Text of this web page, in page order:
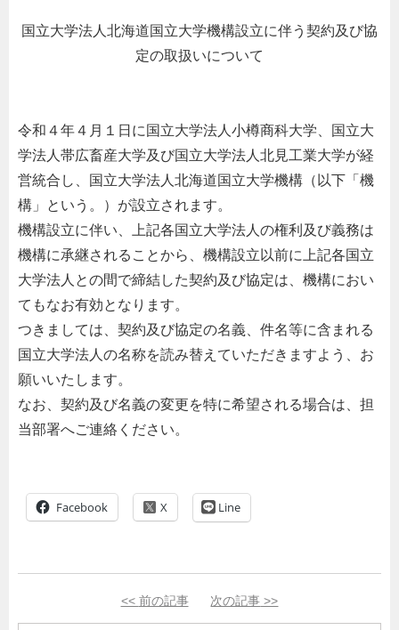
国立大学法人北海道国立大学機構設立に伴う契約及び協
定の取扱いについて
令和４年４月１日に国立大学法人小樽商科大学、国立大
学法人帯広畜産大学及び国立大学法人北見工業大学が経
営統合し、国立大学法人北海道国立大学機構（以下「機
構」という。）が設立されます。
機構設立に伴い、上記各国立大学法人の権利及び義務は
機構に承継されることから、機構設立以前に上記各国立
大学法人との間で締結した契約及び協定は、機構におい
てもなお有効となります。
つきましては、契約及び協定の名義、件名等に含まれる
国立大学法人の名称を読み替えていただきますよう、お
願いいたします。
なお、契約及び名義の変更を特に希望される場合は、担
当部署へご連絡ください。
Facebook Line
<< 前の記事 次の記事 >>